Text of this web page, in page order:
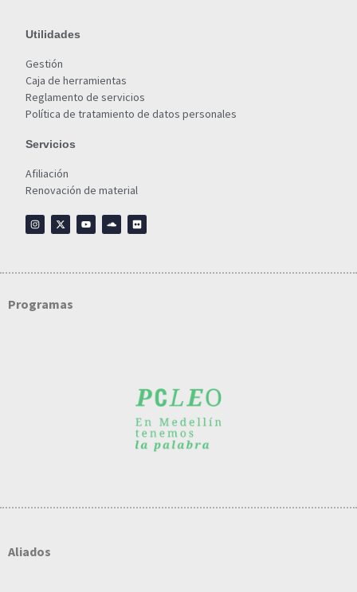
Utilidades
Gestión
Caja de herramientas
Reglamento de servicios
Política de tratamiento de datos personales
Servicios
Afiliación
Renovación de material
Programas
Aliados